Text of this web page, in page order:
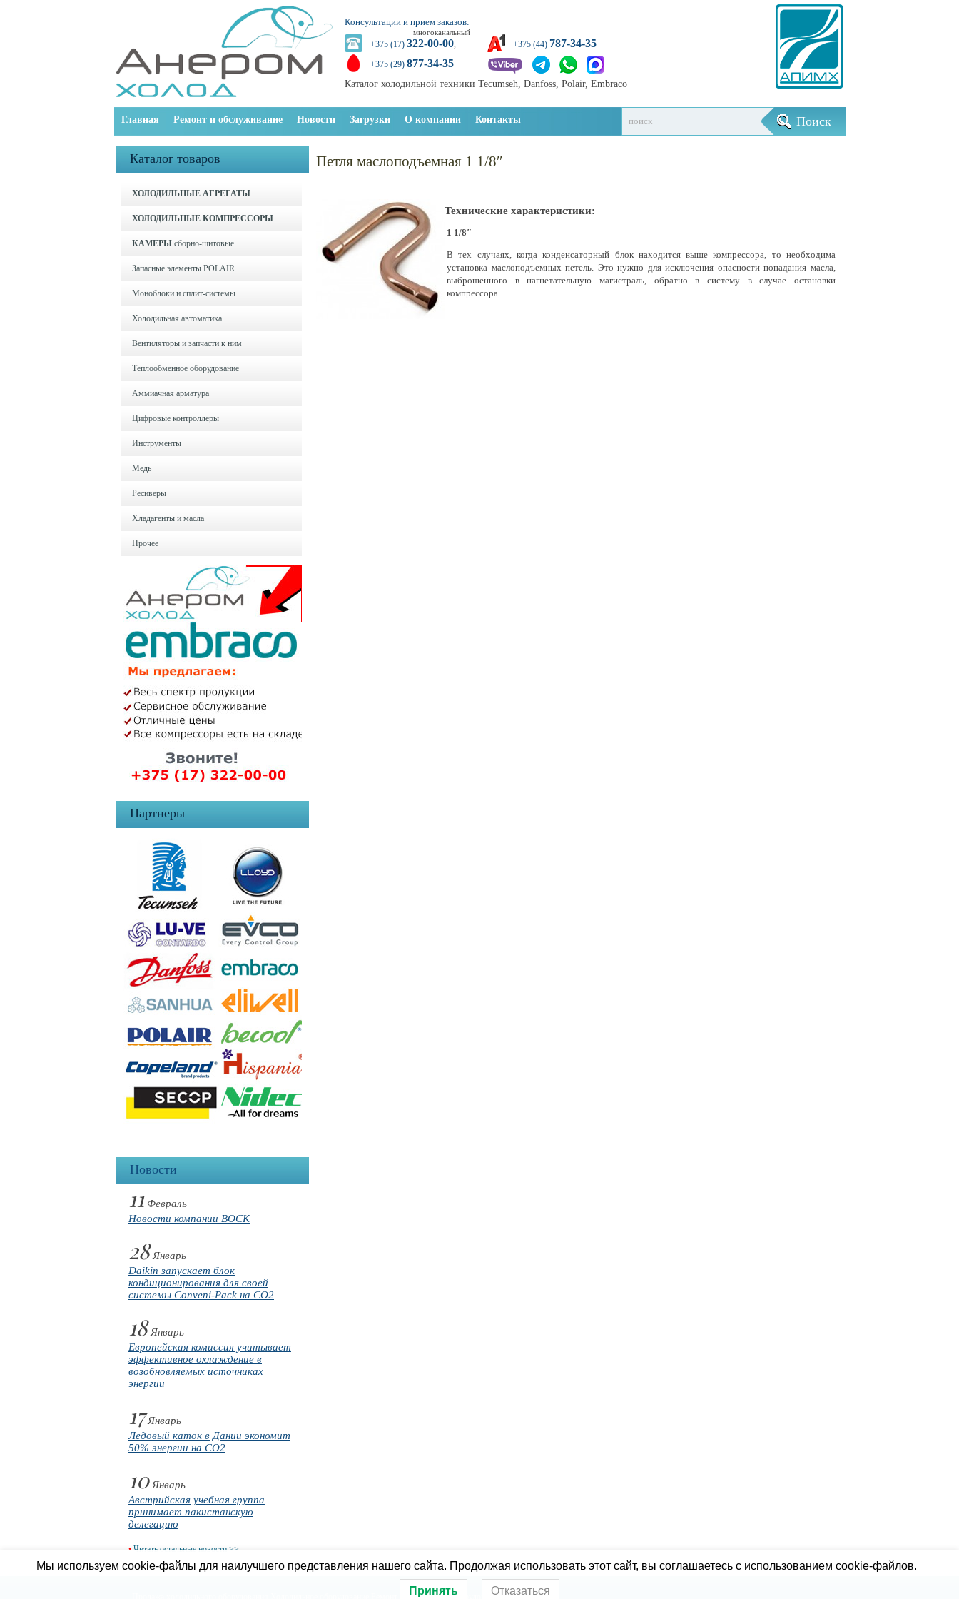
Консультации и прием заказов:
многоканальный
+375 (17) 322-00-00,
+375 (29) 877-34-35
+375 (44) 787-34-35
Каталог холодильной техники Tecumseh, Danfoss, Polair, Embraco
Главная Ремонт и обслуживание Новости Загрузки О компании Контакты
Каталог товаров
ХОЛОДИЛЬНЫЕ АГРЕГАТЫ
ХОЛОДИЛЬНЫЕ КОМПРЕССОРЫ
КАМЕРЫ сборно-щитовые
Запасные элементы POLAIR
Моноблоки и cплит-системы
Холодильная автоматика
Вентиляторы и запчасти к ним
Теплообменное оборудование
Аммиачная арматура
Цифровые контроллеры
Инструменты
Медь
Ресиверы
Хладагенты и масла
Прочее
Партнеры
Новости
11 Февраль
Новости компании BOCK
28Январь
Daikin запускает блок
кондиционирования для своей
системы Conveni-Pack на CO2
18Январь
Европейская комиссия учитывает
эффективное охлаждение в
возобновляемых источниках
энергии
17Январь
Ледовый каток в Дании экономит
50% энергии на CO2
10Январь
Австрийская учебная группа
принимает пакистанскую
делегацию
• Читать остальные новости >>
Петля маслоподъемная 1 1/8″
Технические характеристики:
1 1/8″
В тех случаях, когда конденсаторный блок находится выше компрессора, то необходима
установка маслоподъемных петель. Это нужно для исключения опасности попадания масла,
выброшенного в нагнетательную магистраль, обратно в систему в случае остановки
компрессора.
Ремонт холодильного оборудования
Мы используем cookie-файлы для наилучшего представления нашего сайта. Продолжая использовать этот сайт, вы соглашаетесь с использованием cookie-файлов.
Принять Отказаться